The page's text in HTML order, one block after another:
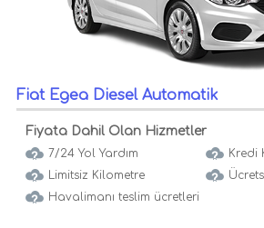
Fiat Egea Diesel Automatik
Fiyata Dahil Olan Hizmetler
7/24 Yol Yardım
Kredi
Limitsiz Kilometre
Havalimanı teslim ücretleri